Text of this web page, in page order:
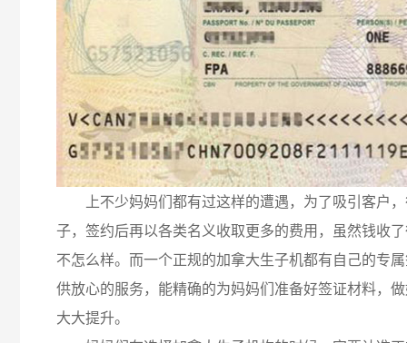
上不少妈妈们都有过这样的遭遇，为了吸引客户
子，签约后再以各类名义收取更多的费用，虽然钱收
不怎么样。而一个正规的加拿大生子机都有自己的专
供放心的服务，能精确的为妈妈们准备好签证材料，
大大提升。